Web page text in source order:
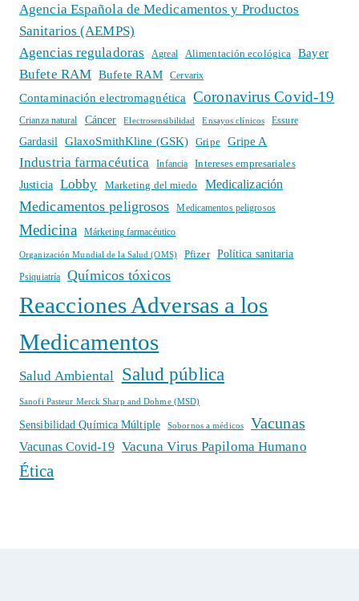
Agencia Española de Medicamentos y Productos
Sanitarios (AEMPS)
Agencias reguladoras
Agreal Alimentación ecológica Bayer
Bufete RAM Bufete RAM Cervarix
Contaminación electromagnética Coronavirus Covid-19
Crianza natural Cáncer Electrosensibilidad Ensayos clínicos Essure
Gardasil GlaxoSmithKline (GSK) Gripe Gripe A
Industria farmacéutica Infancia
Intereses empresariales
Justicia
Lobby Marketing del miedo Medicalización
Medicamentos peligrosos Medicamentos peligrosos
Medicina Márketing farmacéutico
Organización Mundial de la Salud (OMS) Pfizer Política sanitaria
Psiquiatría Químicos tóxicos
Reacciones Adversas a los
Medicamentos
Salud Ambiental Salud pública
Sanofi Pasteur Merck Sharp and Dohme (MSD)
Sensibilidad Química Múltiple Sobornos a médicos Vacunas
Vacunas Covid-19 Vacuna Virus Papiloma Humano
Ética